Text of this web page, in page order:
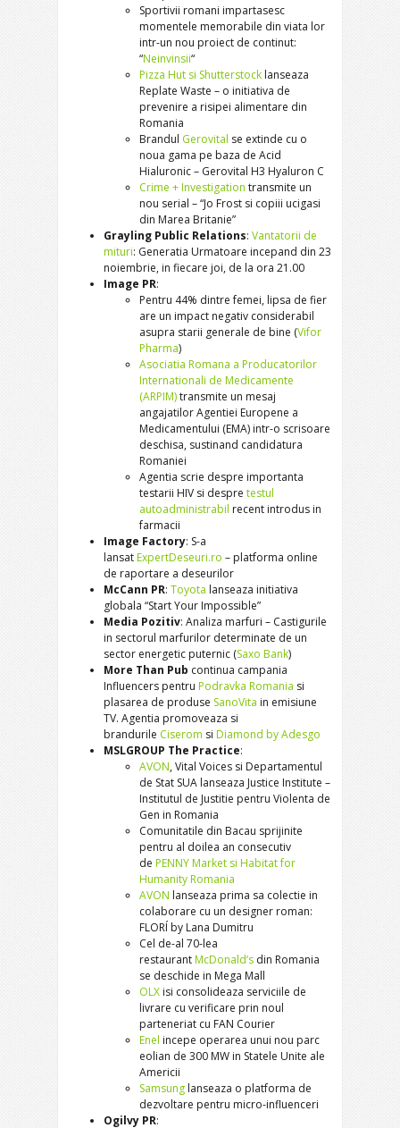
Sportivii romani impartasesc
momentele memorabile din viata lor
intr-un nou proiect de continut:
“Neinvinsii“
Pizza Hut si Shutterstock lanseaza
Replate Waste – o initiativa de
prevenire a risipei alimentare din
Romania
Brandul Gerovital se extinde cu o
noua gama pe baza de Acid
Hialuronic – Gerovital H3 Hyaluron C
Crime + Investigation transmite un
nou serial – “Jo Frost si copiii ucigasi
din Marea Britanie”
Grayling Public Relations: Vantatorii de
mituri: Generatia Urmatoare incepand din 23
noiembrie, in fiecare joi, de la ora 21.00
Image PR:
Pentru 44% dintre femei, lipsa de fier
are un impact negativ considerabil
asupra starii generale de bine (Vifor
Pharma)
Asociatia Romana a Producatorilor
Internationali de Medicamente
(ARPIM)transmite un mesaj
angajatilor Agentiei Europene a
Medicamentului (EMA) intr-o scrisoare
deschisa, sustinand candidatura
Romaniei
Agentia scrie despre importanta
testarii HIV si despre testul
autoadministrabil recent introdus in
farmacii
Image Factory: S-a
lansatExpertDeseuri.ro – platforma online
de raportare a deseurilor
McCann PR: Toyota lanseaza initiativa
globala “Start Your Impossible”
Media Pozitiv: Analiza marfuri – Castigurile
in sectorul marfurilor determinate de un
sector energetic puternic (Saxo Bank)
More Than Pub continua campania
Influencers pentru Podravka Romania si
plasarea de produse SanoVita in emisiune
TV. Agentia promoveaza si
brandurile Ciserom si Diamond by Adesgo
MSLGROUP The Practice:
AVON, Vital Voices si Departamentul
de Stat SUA lanseaza Justice Institute –
Institutul de Justitie pentru Violenta de
Gen in Romania
Comunitatile din Bacau sprijinite
pentru al doilea an consecutiv
de PENNY Market si Habitat for
Humanity Romania
AVON lanseaza prima sa colectie in
colaborare cu un designer roman:
FLORÍ by Lana Dumitru
Cel de-al 70-lea
restaurantMcDonald’s din Romania
se deschide in Mega Mall
OLX isi consolideaza serviciile de
livrare cu verificare prin noul
parteneriat cu FAN Courier
Enel incepe operarea unui nou parc
eolian de 300 MW in Statele Unite ale
Americii
Samsung lanseaza o platforma de
dezvoltare pentru micro-influenceri
Ogilvy PR: